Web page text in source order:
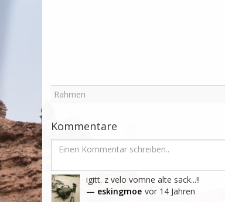
Rahmen
Kommentare
igitt. z velo vomne alte sack...!!
— eskingmoe vor 14 Jahren